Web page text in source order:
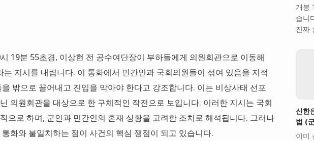
19분 55초경, 이상현 전 공수여단장이 부하들에게 의원회관으로 이동해
는 지시를 내립니다. 이 통화에서 민간인과 국회의원들이 섞여 있음을 지적
밖으로 끌어내고 진입을 막아야 한다고 강조합니다. 이는 비상사태 선포
의원회관을 대상으로 한 구체적인 작전으로 보입니다. 이러한 지시는 국회
으로 하며, 군인과 민간인의 혼재 상황을 고려한 조치로 해석됩니다. 그러나
화와 불일치하는 점이 사건의 핵심 쟁점이 되고 있습니다.
개봉
습니
진짜
신한
법 (
이미